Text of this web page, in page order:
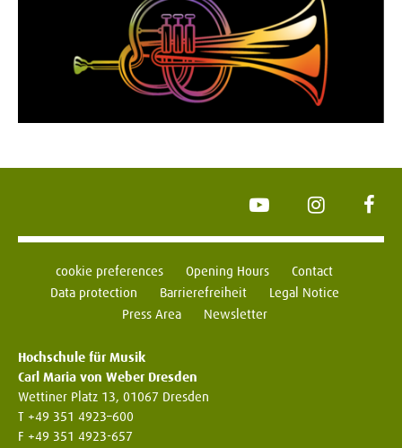
YouTube Instagram
cookie preferences Opening Hours
Contact
Data protection
Barrierefreiheit
Legal Notice
Press Area
Newsletter
Hochschule für Musik
Carl Maria von Weber Dresden
Wettiner Platz 13, 01067 Dresden
T +49 351 4923–600
F +49 351 4923-657